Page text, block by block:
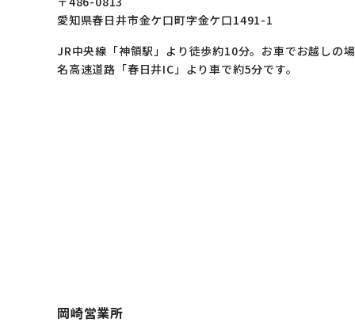
愛知県春日井市金ケ口町字金ケ口1491-1
JR中央線「神領駅」より徒歩約10分。お車でお越しの
名高速道路「春日井IC」より車で約5分です。
岡崎営業所